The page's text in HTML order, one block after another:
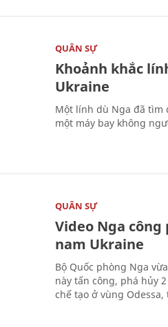
QUÂN SỰ
Khoảnh khắc
Ukraine
Một lính dù Nga đã tìm
một máy bay không
QUÂN SỰ
Video Nga
nam Ukraine
Bộ Quốc phòng Nga
này tấn công, phá hủy
chế tạo ở vùng Odessa,